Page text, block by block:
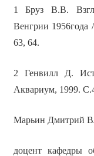
1 Бруз В.В.
Венгрии
63, 64.
2 Генвилл Д.
Аквариум, 1999.
Марьин Дмитрий
доцент кафедры